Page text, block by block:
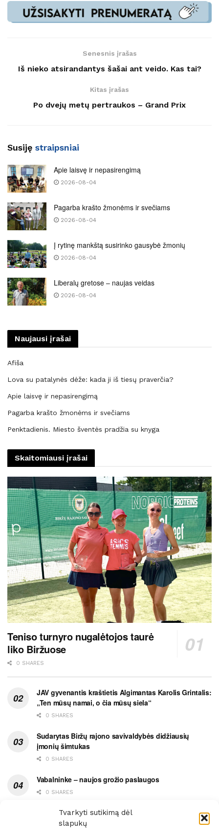
Tvarkyti sutikimą dėl
slapukų
Senesnis įrašas
Iš nieko atsirandantys šašai ant veido. Kas tai?
Kitas įrašas
Po dvejų metų pertraukos – Grand Prix
Susiję straipsniai
Apie laisvę ir nepasirengimą
2026-08-04
Pagarba krašto žmonėms ir svečiams
2026-08-04
Į rytinę mankštą susirinko gausybė žmonių
2026-08-04
Liberalų gretose – naujas veidas
2026-08-04
Naujausi įrašai
Afiša
Lova su patalynės dėže: kada ji iš tiesų praverčia?
Apie laisvę ir nepasirengimą
Pagarba krašto žmonėms ir svečiams
Penktadienis. Miesto šventės pradžia su knyga
Skaitomiausi įrašai
Teniso turnyro nugalėtojos taurė
liko Biržuose
0 SHARES
JAV gyvenantis kraštietis Algimantas Karolis Grintalis:
„Ten mūsų namai, o čia mūsų siela“
0 SHARES
Sudarytas Biržų rajono savivaldybės didžiausių
įmonių šimtukas
0 SHARES
Vabalninke – naujos grožio paslaugos
0 SHARES
Vytauto gatvės grimasos, arba užsitęsusi Biržų gėda
0 SHARES